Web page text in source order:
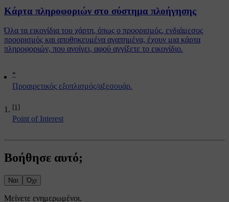
*
Προαιρετικός εξοπλισμός/αξεσουάρ.
[1]
Point of Interest
Κάρτα πληροφοριών στο σύστημα πλοήγησης
Όλα τα εικονίδια του χάρτη, όπως ο προορισμός, ενδιάμεσος
προορισμός και αποθηκευμένα αγαπημένα, έχουν μια κάρτα
πληροφοριών, που ανοίγει, αφού αγγίξετε το εικονίδιο.
Βοήθησε αυτό;
Ναι Όχι